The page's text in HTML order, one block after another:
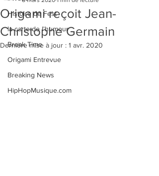
Histoire de Fest
la carte de l'humour
Break Time
Origami Entrevue
Breaking News
HipHopMusique.com
Origami reçoit Jean-
Christophe Germain
Dernière mise à jour : 1 avr. 2020